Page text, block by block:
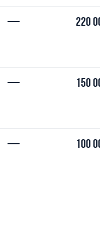
— 220
— 150
— 100